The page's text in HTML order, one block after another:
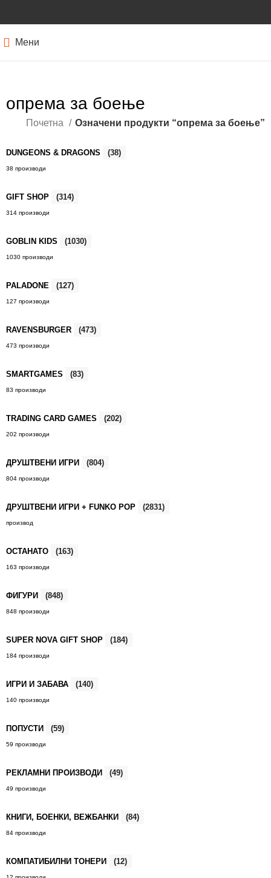
Мени
опрема за боење
Почетна Означени продукти “опрема за боење”
DUNGEONS & DRAGONS (38)
38 производи
GIFT SHOP (314)
314 производи
GOBLIN KIDS (1030)
1030 производи
PALADONE (127)
127 производи
RAVENSBURGER (473)
473 производи
SMARTGAMES (83)
83 производи
TRADING CARD GAMES (202)
202 производи
ДРУШТВЕНИ ИГРИ (804)
804 производи
ДРУШТВЕНИ ИГРИ + FUNKO POP (2831)
производ
ОСТАНАТО (163)
163 производи
ФИГУРИ (848)
848 производи
SUPER NOVA GIFT SHOP (184)
184 производи
ИГРИ И ЗАБАВА (140)
140 производи
ПОПУСТИ (59)
59 производи
РЕКЛАМНИ ПРОИЗВОДИ (49)
49 производи
КНИГИ, БОЕНКИ, ВЕЖБАНКИ (84)
84 производи
КОМПАТИБИЛНИ ТОНЕРИ (12)